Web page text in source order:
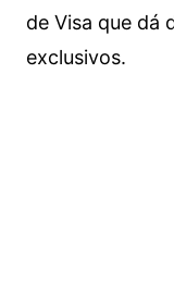
de Visa que dá
exclusivos.